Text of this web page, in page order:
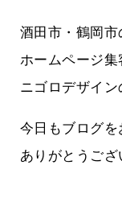
酒田市・鶴岡
ホームページ集
ニゴロデザイン
今日もブログを
ありがとうござ
ームペ